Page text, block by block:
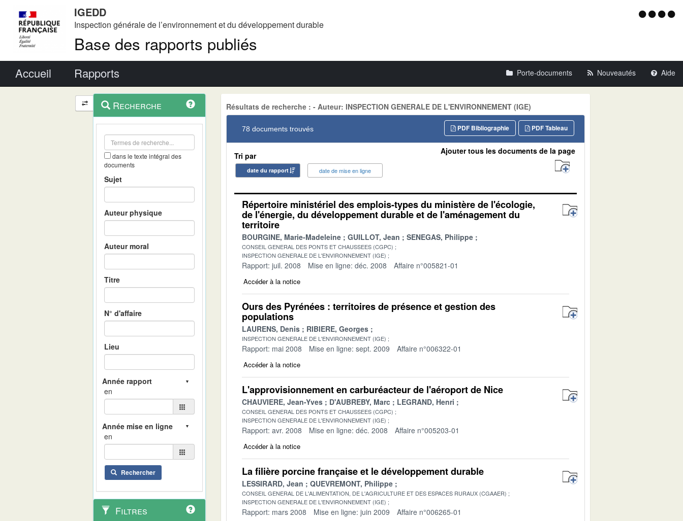
IGEDD
Inspection générale de l’environnement et du développement durable
Base des rapports publiés
Menu
Accueil Rapports Porte-documents Nouveautés Aide
Navigation
et
outils
contextuel
Recherche
dans le texte intégral des
documents
Sujet
Auteur physique
Auteur moral
Titre
N° d'affaire
Lieu
en
en
Rechercher
Filtres
Résultats de recherche : - Auteur: INSPECTION GENERALE DE L'ENVIRONNEMENT (IGE)
78 documents trouvés PDF Tableau
PDF Bibliographie
Tri par
date du rapport date de mise en ligne
Ajouter tous les documents de la page
Répertoire ministériel des emplois-types du ministère de l'écologie,
de l'énergie, du développement durable et de l'aménagement du
territoire
BOURGINE, Marie-Madeleine GUILLOT, Jean SENEGAS, Philippe
CONSEIL GENERAL DES PONTS ET CHAUSSEES (CGPC)
INSPECTION GENERALE DE L'ENVIRONNEMENT (IGE)
Rapport: juil. 2008 Mise en ligne: déc. 2008 Affaire n°005821-01
Accéder à la notice
Ours des Pyrénées : territoires de présence et gestion des
populations
LAURENS, Denis RIBIERE, Georges
INSPECTION GENERALE DE L'ENVIRONNEMENT (IGE)
Rapport: mai 2008 Mise en ligne: sept. 2009 Affaire n°006322-01
Accéder à la notice
L'approvisionnement en carburéacteur de l'aéroport de Nice
CHAUVIERE, Jean-Yves D'AUBREBY, Marc LEGRAND, Henri
CONSEIL GENERAL DES PONTS ET CHAUSSEES (CGPC)
INSPECTION GENERALE DE L'ENVIRONNEMENT (IGE)
Rapport: avr. 2008 Mise en ligne: déc. 2008 Affaire n°005203-01
Accéder à la notice
La filière porcine française et le développement durable
LESSIRARD, Jean QUEVREMONT, Philippe
CONSEIL GENERAL DE L'ALIMENTATION, DE L'AGRICULTURE ET DES ESPACES RURAUX (CGAAER)
INSPECTION GENERALE DE L'ENVIRONNEMENT (IGE)
Rapport: mars 2008 Mise en ligne: juin 2009 Affaire n°006265-01